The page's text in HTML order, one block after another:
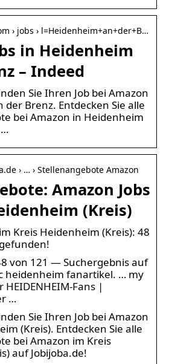
› jobs › l=Heidenheim+an+der+B…
in Heidenheim
– Indeed
Sie Ihren Job bei Amazon
Brenz. Entdecken Sie alle
bei Amazon in Heidenheim
› … › Stellenangebote Amazon
Amazon Jobs
(Kreis)
Kreis Heidenheim (Kreis): 48
von 121 — Suchergebnis auf
heidenheim fanartikel. … my
Fans |
…
Sie Ihren Job bei Amazon
(Kreis). Entdecken Sie alle
bei Amazon im Kreis
auf Jobijoba.de!